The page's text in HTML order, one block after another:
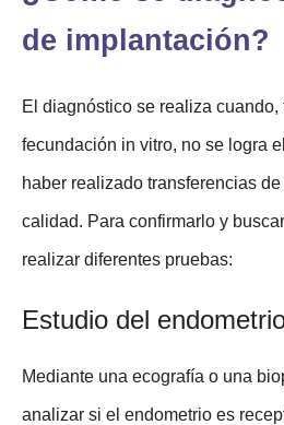
de implantación?
El diagnóstico se realiza
fecundación in vitro, no se logra
haber realizado transferencias
calidad. Para confirmarlo y
realizar diferentes pruebas:
Estudio del
Mediante una ecografía o una
analizar si el endometrio es